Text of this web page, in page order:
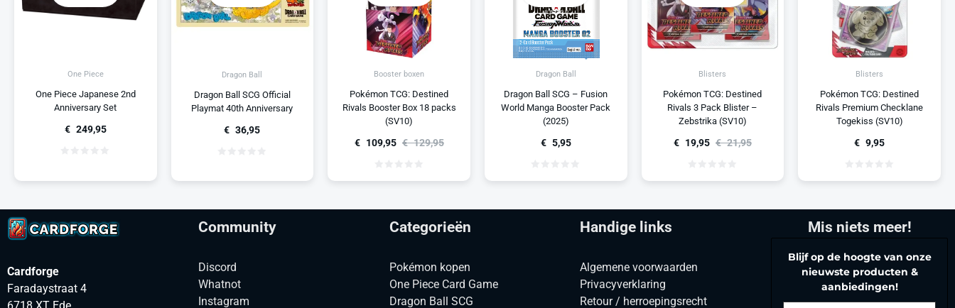
One Piece
One Piece Japanese 2nd
Anniversary Set
€ 249,95
Dragon Ball
Dragon Ball SCG Official
Playmat 40th Anniversary
€ 36,95
Booster boxen
Pokémon TCG: Destined
Rivals Booster Box 18 packs
(SV10)
€ 129,95
€ 109,95
Dragon Ball
Dragon Ball SCG – Fusion
World Manga Booster Pack
(2025)
€ 5,95
Blisters
Pokémon TCG: Destined
Rivals 3 Pack Blister –
Zebstrika (SV10)
€ 21,95
€ 19,95
Blisters
Pokémon TCG: Destined
Rivals Premium Checklane
Togekiss (SV10)
€ 9,95
Cardforge
Faradaystraat 4
Community
Discord
Whatnot
Instagram
Categorieën
Pokémon kopen
One Piece Card Game
Dragon Ball SCG
Handige links
Algemene voorwaarden
Privacyverklaring
Retour / herroepingsrecht
Mis niets meer!
Blijf op de hoogte van onze
nieuwste producten &
aanbiedingen!